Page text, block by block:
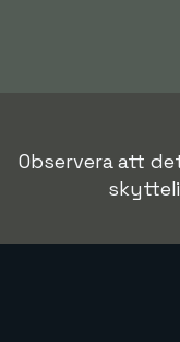
Observera att